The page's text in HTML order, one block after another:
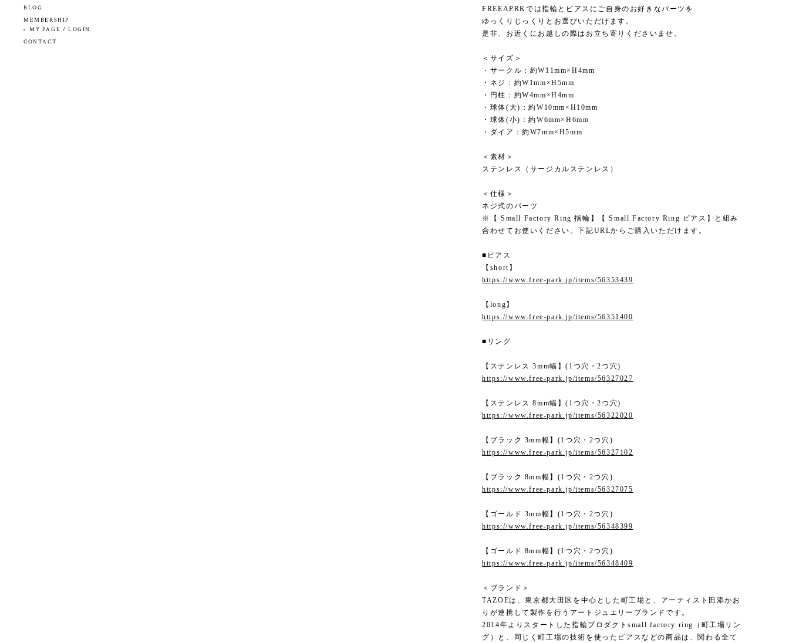
BLOG
MEMBERSHIP
MY PAGE / LOGIN
CONTACT
FREEAPRKでは指輪とピアスにご自身のお好きなパーツを
ゆっくりじっくりとお選びいただけます。
是非、お近くにお越しの際はお立ち寄りくださいませ。
＜サイズ＞
・サークル：約W11mm×H4mm
・ネジ：約W1mm×H5mm
・円柱：約W4mm×H4mm
・球体(大)：約W10mm×H10mm
・球体(小)：約W6mm×H6mm
・ダイア：約W7mm×H5mm
＜素材＞
ステンレス（サージカルステンレス）
＜仕様＞
ネジ式のパーツ
※【 Small Factory Ring 指輪】【 Small Factory Ring ピアス】と組み
合わせてお使いください。下記URLからご購入いただけます。
■ピアス
【short】
https://www.free-park.jp/items/56353439
【long】
https://www.free-park.jp/items/56351400
■リング
【ステンレス 3mm幅】(1つ穴・2つ穴)
https://www.free-park.jp/items/56327027
【ステンレス 8mm幅】(1つ穴・2つ穴)
https://www.free-park.jp/items/56322020
【ブラック 3mm幅】(1つ穴・2つ穴)
https://www.free-park.jp/items/56327102
【ブラック 8mm幅】(1つ穴・2つ穴)
https://www.free-park.jp/items/56327075
【ゴールド 3mm幅】(1つ穴・2つ穴)
https://www.free-park.jp/items/56348399
【ゴールド 8mm幅】(1つ穴・2つ穴)
https://www.free-park.jp/items/56348409
＜ブランド＞
TAZOEは、東京都大田区を中心とした町工場と、アーティスト田添かお
りが連携して製作を行うアートジュエリーブランドです。
2014年よりスタートした指輪プロダクトsmall factory ring（町工場リン
グ）と、同じく町工場の技術を使ったピアスなどの商品は、関わる全て